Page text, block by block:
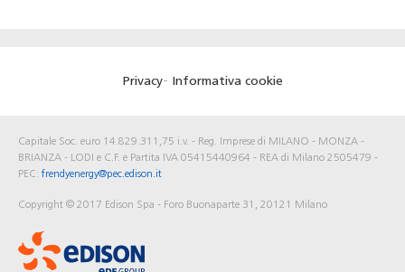
Privacy Informativa cookie
Capitale Soc. euro 14.829.311,75 i.v. - Reg. Imprese di MILANO - MONZA -
BRIANZA - LODI e C.F. e Partita IVA 05415440964 - REA di Milano 2505479 -
PEC:frendyenergy@pec.edison.it
Copyright © 2017 Edison Spa - Foro Buonaparte 31, 20121 Milano